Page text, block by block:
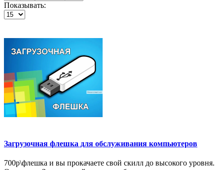
Показывать:
Загрузочная флешка для обслуживания компьютеров
700р\флешка и вы прокачаете свой скилл до высокого уровня.